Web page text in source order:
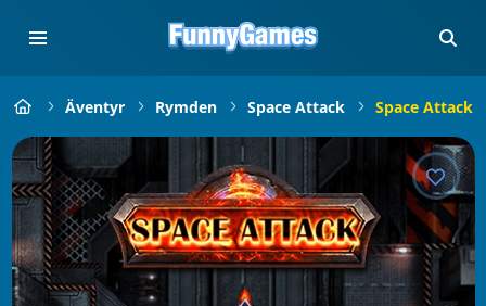
Äventyr Rymden Space Attack Space Attack